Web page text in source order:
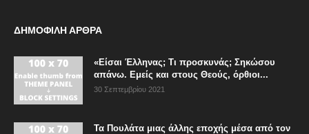
ΔΗΜΟΦΙΛΗ ΑΡΘΡΑ
«Είσαι Έλληνας; Τι προσκυνάς; Σηκώσου
απάνω. Εμείς και στους Θεούς, όρθιοι...
30 Σεπτεμβρίου 2021
Τα Πουλάτα μιας άλλης εποχής μέσα από τον